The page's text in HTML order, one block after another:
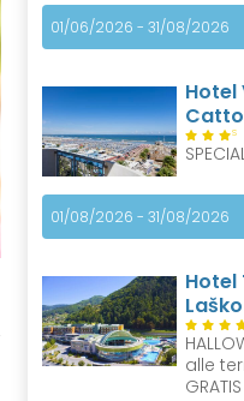
01/06/2026 - 31/08/2026
Hotel
S
01/08/2026 - 31/08/2026
Hotel
Laško
alle